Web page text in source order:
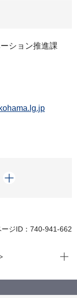
ション推進課
ージID：740-941-662
飛行実験を実施
現在